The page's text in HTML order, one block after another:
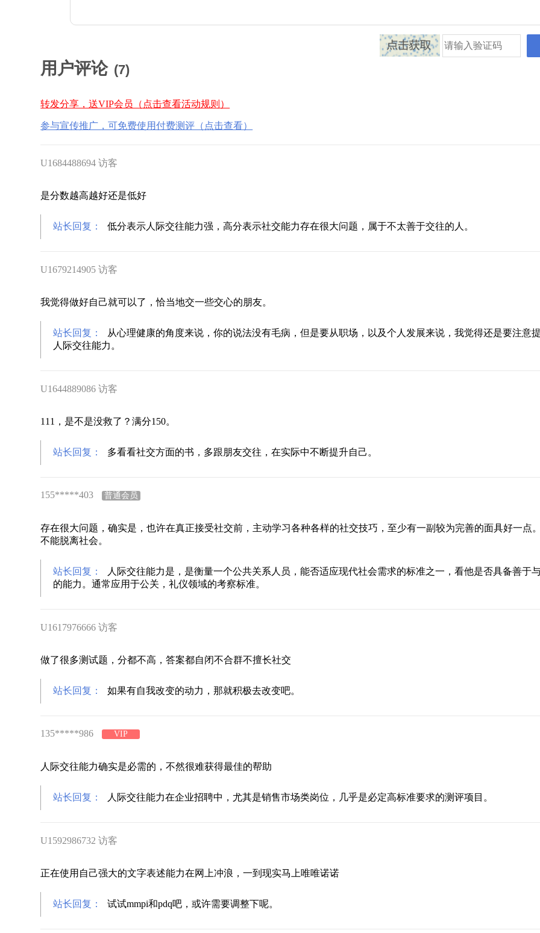
用户评论 (7)
转发分享，送VIP会员（点击查看活动规则）
参与宣传推广，可免费使用付费测评（点击查看）
U1684488694 访客
是分数越高越好还是低好
站长回复： 低分表示人际交往能力强，高分表示社交能力存在很大问题，属于不太善于交往的人。
U1679214905 访客
我觉得做好自己就可以了，恰当地交一些交心的朋友。
站长回复：
从心理健康的角度来说，你的说法没有毛病，但是要从职场，以及个人发展来说，我觉得还是要注意
人际交往能力。
U1644889086 访客
111，是不是没救了？满分150。
站长回复： 多看看社交方面的书，多跟朋友交往，在实际中不断提升自己。
155*****403 普通会员
存在很大问题，确实是，也许在真正接受社交前，主动学习各种各样的社交技巧，至少有一副较为完善的面具好一点
不能脱离社会。
站长回复：
人际交往能力是，是衡量一个公共关系人员，能否适应现代社会需求的标准之一，看他是否具备善于
的能力。通常应用于公关，礼仪领域的考察标准。
U1617976666 访客
做了很多测试题，分都不高，答案都自闭不合群不擅长社交
站长回复： 如果有自我改变的动力，那就积极去改变吧。
135*****986 VIP
人际交往能力确实是必需的，不然很难获得最佳的帮助
站长回复： 人际交往能力在企业招聘中，尤其是销售市场类岗位，几乎是必定高标准要求的测评项目。
U1592986732 访客
正在使用自己强大的文字表述能力在网上冲浪，一到现实马上唯唯诺诺
站长回复： 试试mmpi和pdq吧，或许需要调整下呢。